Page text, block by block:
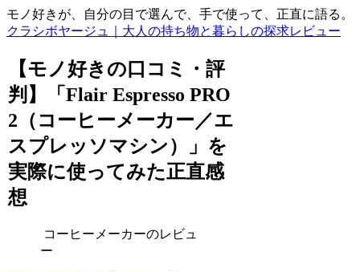
モノ好きが、自分の目で選んで、手で使って、正直に語る。
クラシボヤージュ｜大人の持ち物と暮らしの探求レビュー
【モノ好きの口コミ・評
判】「Flair Espresso PRO
2（コーヒーメーカー／エ
スプレッソマシン）」を
実際に使ってみた正直感
想
コーヒーメーカーのレビュ
ー